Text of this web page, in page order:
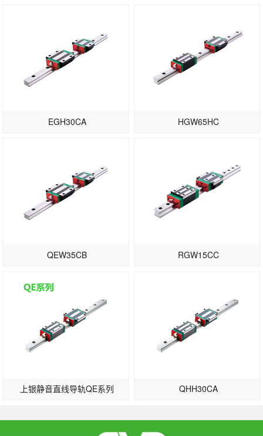
EGH30CA HGW65HC
QEW35CB RGW15CC
上银静音直线导轨QE系列 QHH30CA